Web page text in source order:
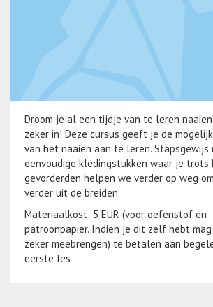
Droom je al een tijdje van te leren
zeker in! Deze cursus geeft je de
van het naaien aan te leren. Stapsgewijs
eenvoudige kledingstukken waar je trots
gevorderden helpen we verder op weg
verder uit de breiden.
Materiaalkost: 5 EUR (voor oefenstof en
patroonpapier. Indien je dit zelf hebt
zeker meebrengen) te betalen aan
eerste les